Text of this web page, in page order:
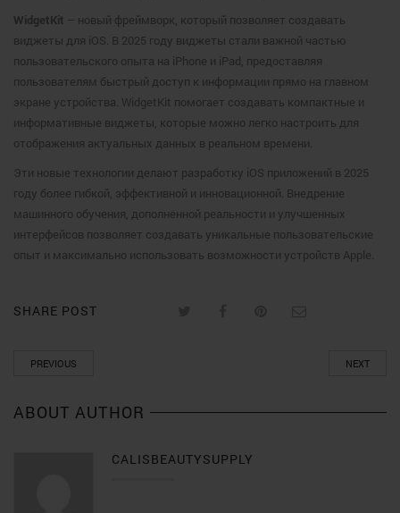
WidgetKit – новый фреймворк, который позволяет создавать
виджеты для iOS. В 2025 году виджеты стали важной частью
пользовательского опыта на iPhone и iPad, предоставляя
пользователям быстрый доступ к информации прямо на главном
экране устройства. WidgetKit помогает создавать компактные и
информативные виджеты, которые можно легко настроить для
отображения актуальных данных в реальном времени.
Эти новые технологии делают разработку iOS приложений в 2025
году более гибкой, эффективной и инновационной. Внедрение
машинного обучения, дополненной реальности и улучшенных
интерфейсов позволяет создавать уникальные пользовательские
опыт и максимально использовать возможности устройств Apple.
SHARE POST
PREVIOUS NEXT
ABOUT AUTHOR
CALISBEAUTYSUPPLY